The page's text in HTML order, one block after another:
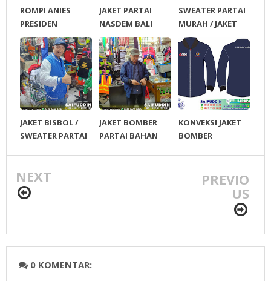
ROMPI ANIES
PRESIDEN
JAKET PARTAI
NASDEM BALI
SWEATER PARTAI
MURAH / JAKET
BESDBOLL
JAKET BISBOL /
SWEATER PARTAI
JAKET BOMBER
PARTAI BAHAN
KONVEKSI JAKET
BOMBER
NEXT PREVIO
US
0 KOMENTAR: